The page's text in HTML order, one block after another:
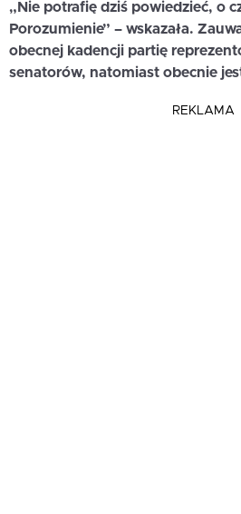
„Nie potrafię dziś powiedzieć, o
Porozumienie” – wskazała.
obecnej kadencji partię
senatorów, natomiast obecnie
REKLAMA